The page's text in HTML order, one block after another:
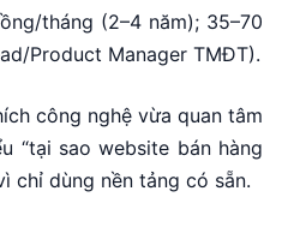
tháng (2–4 năm); 35–70
Product Manager TMĐT).
công nghệ vừa quan tâm
“tại sao website bán hàng
chỉ dùng nền tảng có sẵn.